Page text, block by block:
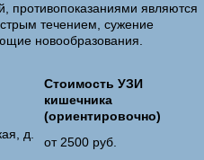
противопоказаниями являются
течением, сужение
новообразования.
Стоимость УЗИ
кишечника
(ориентировочно)
д.
от 2500 руб.